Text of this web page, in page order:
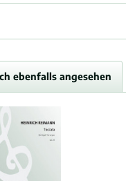
ebenfalls angesehen